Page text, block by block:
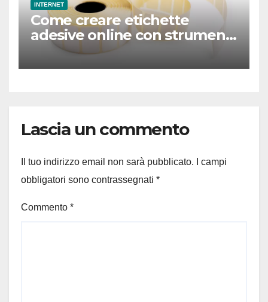
INTERNET
Come creare etichette
adesive online con strumenti
professionali
Lascia un commento
Il tuo indirizzo email non sarà pubblicato.
I campi
obbligatori sono contrassegnati *
Commento *